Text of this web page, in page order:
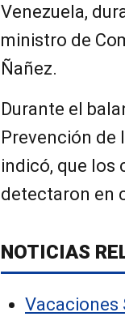
Venezuela,
ministro de
Ñañez.
Durante el
Prevención de
indicó, que los
detectaron en
NOTICIAS
Vacaciones